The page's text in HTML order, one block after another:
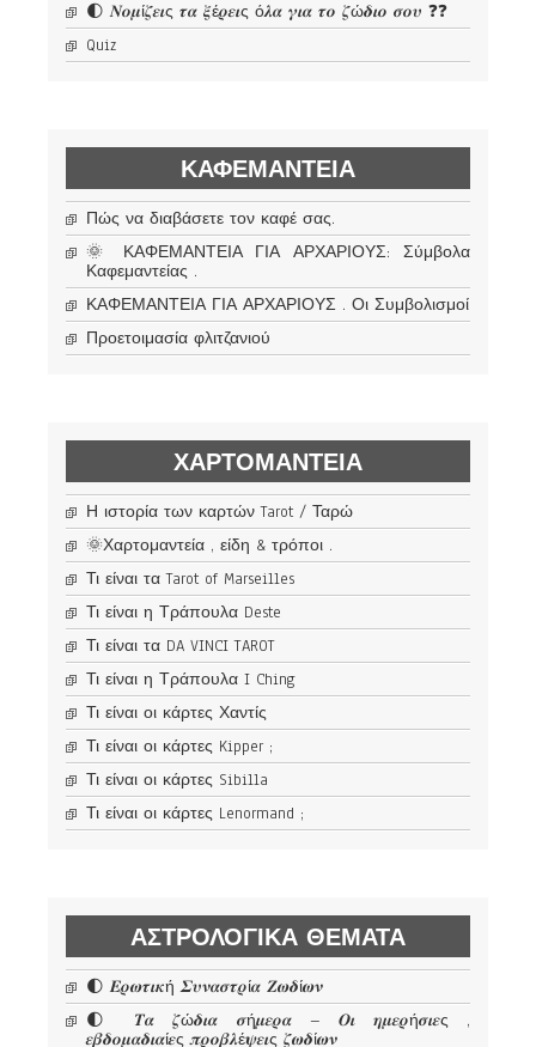
🌓 𝜨𝝄𝝁ί𝜻𝜺𝜾ς 𝝉𝜶 𝝃έ𝝆𝜺𝜾ς ό𝝀𝜶 𝜸𝜾𝜶 𝝉𝝄 𝜻ώ𝜹𝜾𝝄 𝝈𝝄𝝊 ❓❓
Quiz
ΚΑΦΕΜΑΝΤΕΊΑ
Πώς να διαβάσετε τον καφέ σας.
🌞 ΚΑΦΕΜΑΝΤΕΙΑ ΓΙΑ ΑΡΧΑΡΙΟΥΣ: Σύμβολα
Καφεμαντείας .
ΚΑΦΕΜΑΝΤΕΙΑ ΓΙΑ ΑΡΧΑΡΙΟΥΣ . Οι Συμβολισμοί
Προετοιμασία φλιτζανιού
ΧΑΡΤΟΜΑΝΤΕΊΑ
Η ιστορία των καρτών Tarot / Ταρώ
🌞Χαρτομαντεία , είδη & τρόποι .
Τι είναι τα Tarot of Marseilles
Τι είναι η Τράπουλα Deste
Τι είναι τα DA VINCI TAROT
Τι είναι η Τράπουλα I Ching
Τι είναι οι κάρτες Χαντίς
Τι είναι οι κάρτες Kipper ;
Τι είναι οι κάρτες Sibilla
Τι είναι οι κάρτες Lenormand ;
ΑΣΤΡΟΛΟΓΙΚΆ ΘΈΜΑΤΑ
🌓 𝜠𝝆𝝎𝝉𝜾𝜿ή 𝜮𝝊𝝂𝜶𝝈𝝉𝝆ί𝜶 𝜡𝝎𝜹ί𝝎𝝂
🌓 𝜯𝜶 𝜻ώ𝜹𝜾𝜶 𝝈ή𝝁𝜺𝝆𝜶 – 𝜪𝜾 𝜼𝝁𝜺𝝆ή𝝈𝜾𝜺ς ,
𝜺𝜷𝜹𝝄𝝁𝜶𝜹𝜾𝜶ί𝜺ς 𝝅𝝆𝝄𝜷𝝀έ𝝍𝜺𝜾ς 𝜻𝝎𝜹ί𝝎𝝂